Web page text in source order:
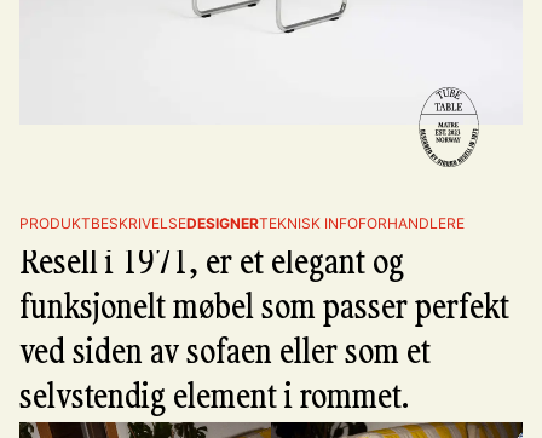
PRODUKTBESKRIVELSEDESIGNERTEKNISK INFOFORHANDLERE
Tube sidebord, designet av Sigurd
Resell i 1971, er et elegant og
funksjonelt møbel som passer perfekt
ved siden av sofaen eller som et
selvstendig element i rommet.